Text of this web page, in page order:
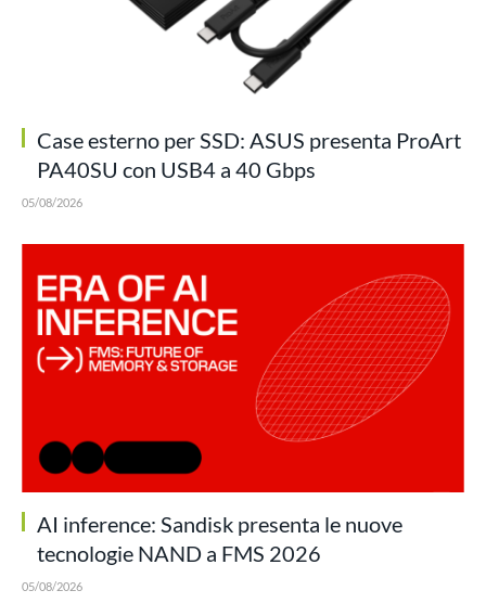
Case esterno per SSD: ASUS presenta ProArt
PA40SU con USB4 a 40 Gbps
05/08/2026
AI inference: Sandisk presenta le nuove
tecnologie NAND a FMS 2026
05/08/2026